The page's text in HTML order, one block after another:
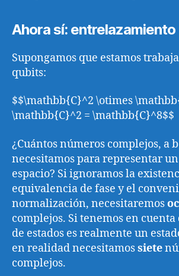
Ahora sí: entrelazamiento
Supongamos que estamos
qubits:
$$\mathbb{C}^2 \otimes
\mathbb{C}^2 = \mathbb{C}^8$$
¿Cuántos números complejos, a
necesitamos para representar un
espacio? Si ignoramos la
equivalencia de fase y el
normalización, necesitaremos
complejos. Si tenemos en cuenta
de estados es realmente un
en realidad necesitamossiete
complejos.